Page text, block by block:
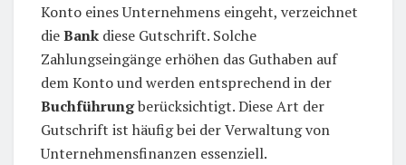
Konto eines Unternehmens eingeht, verzeichnet
dieBank diese Gutschrift. Solche
Zahlungseingänge erhöhen das Guthaben auf
dem Konto und werden entsprechend in der
Buchführungberücksichtigt. Diese Art der
Gutschrift ist häufig bei der Verwaltung von
Unternehmensfinanzen essenziell.